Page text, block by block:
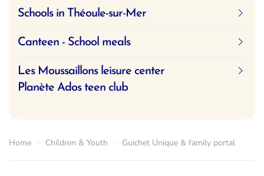
Schools in Théoule-sur-Mer
Canteen - School meals
Les Moussaillons leisure center
Planète Ados teen club
Home Children & Youth Guichet Unique & family portal